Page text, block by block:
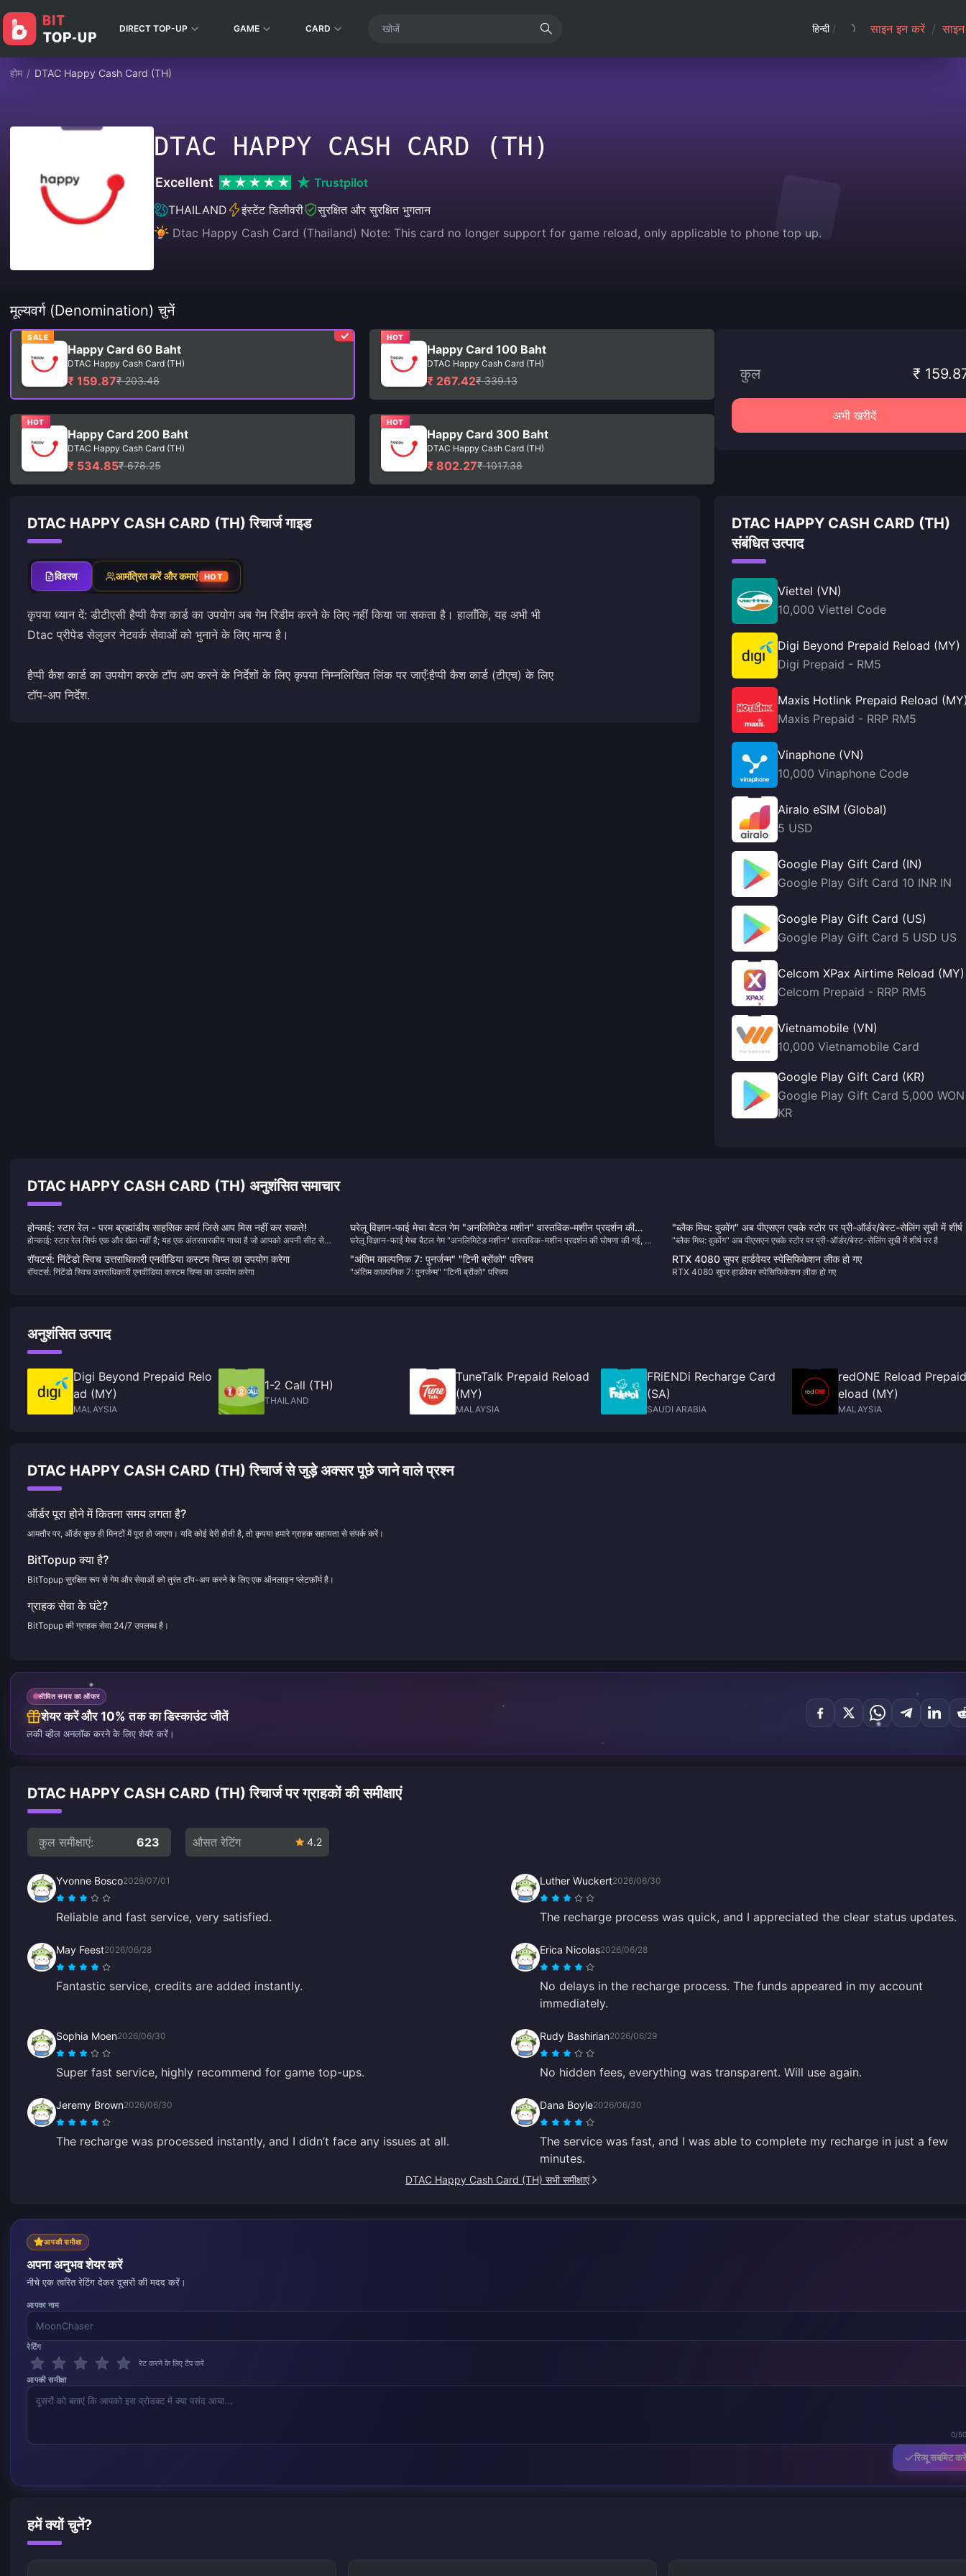
DIRECT TOP-UP GAME CARD हिन्दी / साइन इन करें /
होम / DTAC Happy Cash Card (TH)
DTAC HAPPY CASH CARD (TH)
Excellent
Trustpilot
THAILAND
इंस्टेंट डिलीवरी
सुरक्षित और सुरक्षित भुगतान
Dtac Happy Cash Card (Thailand) Note: This card no longer support for game reload, only applicable to phone top up.
मूल्यवर्ग (Denomination) चुनें
SALE
Happy Card 60 Baht
DTAC Happy Cash Card (TH)
₹ 159.87₹ 203.48
HOT
Happy Card 100 Baht
DTAC Happy Cash Card (TH)
₹ 267.42₹ 339.13
HOT
Happy Card 200 Baht
DTAC Happy Cash Card (TH)
₹ 534.85₹ 678.25
HOT
Happy Card 300 Baht
DTAC Happy Cash Card (TH)
₹ 802.27₹ 1017.38
कुल ₹
अभी खरीदें
DTAC HAPPY CASH CARD (TH) रिचार्ज गाइड
विवरण आमंत्रित करें और कमाएं HOT
कृपया ध्यान दें: डीटीएसी हैप्पी कैश कार्ड का उपयोग अब गेम रिडीम करने के लिए नहीं किया जा सकता है। हालाँकि, यह अभी भी
Dtac प्रीपेड सेलुलर नेटवर्क सेवाओं को भुनाने के लिए मान्य है।
हैप्पी कैश कार्ड का उपयोग करके टॉप अप करने के निर्देशों के लिए कृपया निम्नलिखित लिंक पर जाएँ:हैप्पी कैश कार्ड (टीएच) के लिए
टॉप-अप निर्देश.
DTAC HAPPY CASH CARD (TH)
संबंधित उत्पाद
Viettel (VN)
10,000 Viettel Code
Digi Beyond Prepaid Reload (MY)
Digi Prepaid - RM5
Maxis Hotlink Prepaid Reload
Maxis Prepaid - RRP RM5
Vinaphone (VN)
10,000 Vinaphone Code
Airalo eSIM (Global)
5 USD
Google Play Gift Card (IN)
Google Play Gift Card 10 INR IN
Google Play Gift Card (US)
Google Play Gift Card 5 USD US
Celcom XPax Airtime Reload (MY)
Celcom Prepaid - RRP RM5
Vietnamobile (VN)
10,000 Vietnamobile Card
Google Play Gift Card (KR)
Google Play Gift Card 5,000 WON
KR
DTAC HAPPY CASH CARD (TH) अनुशंसित समाचार
होन्काई: स्टार रेल - परम ब्रह्मांडीय साहसिक कार्य जिसे आप मिस नहीं कर सकते!
होन्काई: स्टार रेल सिर्फ एक और खेल नहीं है; यह एक अंतरतारकीय गाथा है जो आपको अपनी सीट से
बांधे रखेगी। इसे चित्रित करें: आप एस्ट्रल एक्सप्रेस पर सवार हैं, ब्रह्मांड की यात्रा कर रहे हैं, रहस्यों
को उजागर कर रहे हैं, और रहस्यमय होन्काई के खिलाफ लड़ रहे हैं। आपसे मिलने वाले प्रत्येक पात्र की
एक कहानी है जो भव्य कथा के साथ गुंथी हुई है, अप्रत्याशित मोड़ों और मोड़ों से भरी हुई है जो आपको
घरेलू विज्ञान-फाई मेचा बैटल गेम "अनलिमिटेड मशीन" वास्तविक-मशीन प्रदर्शन की
घोषणा की गई, जो 2025 में जारी किया जाएगा
घरेलू विज्ञान-फाई मेचा बैटल गेम "अनलिमिटेड मशीन" वास्तविक-मशीन प्रदर्शन की घोषणा की गई, जो
2025 में जारी किया जाएगा
"ब्लैक मिथ: वुकोंग" अब पीएसएन एचके स्टोर पर प्री-ऑर्डर/बेस्ट-सेलिंग सूची में शीर्ष
है
"ब्लैक मिथ: वुकोंग" अब पीएसएन एचके स्टोर पर प्री-ऑर्डर/बेस्ट-सेलिंग सूची में शीर्ष पर है
रॉयटर्स: निंटेंडो स्विच उत्तराधिकारी एनवीडिया कस्टम चिप्स का उपयोग करेगा
रॉयटर्स: निंटेंडो स्विच उत्तराधिकारी एनवीडिया कस्टम चिप्स का उपयोग करेगा
"अंतिम काल्पनिक 7: पुनर्जन्म" "टिनी ब्रोंको" परिचय
"अंतिम काल्पनिक 7: पुनर्जन्म" "टिनी ब्रोंको" परिचय
RTX 4080 सुपर हार्डवेयर स्पेसिफिकेशन लीक हो गए
RTX 4080 सुपर हार्डवेयर स्पेसिफिकेशन लीक हो गए
अनुशंसित उत्पाद
Digi Beyond Prepaid Relo
ad (MY)
MALAYSIA
1-2 Call (TH)
THAILAND
TuneTalk Prepaid Reload
(MY)
MALAYSIA
FRiENDi Recharge Card
(SA)
SAUDI ARABIA
redONE Reload
eload (MY)
MALAYSIA
DTAC HAPPY CASH CARD (TH) रिचार्ज से जुड़े अक्सर पूछे जाने वाले प्रश्न
ऑर्डर पूरा होने में कितना समय लगता है?
आमतौर पर, ऑर्डर कुछ ही मिनटों में पूरा हो जाएगा। यदि कोई देरी होती है, तो कृपया हमारे ग्राहक सहायता से संपर्क करें।
BitTopup क्या है?
BitTopup सुरक्षित रूप से गेम और सेवाओं को तुरंत टॉप-अप करने के लिए एक ऑनलाइन प्लेटफ़ॉर्म है।
ग्राहक सेवा के घंटे?
BitTopup की ग्राहक सेवा 24/7 उपलब्ध है।
सीमित समय का ऑफर
शेयर करें और 10% तक का डिस्काउंट जीतें
लकी व्हील अनलॉक करने के लिए शेयर करें।
DTAC HAPPY CASH CARD (TH) रिचार्ज पर ग्राहकों की समीक्षाएं
कुल समीक्षाएं: 623 औसत रेटिंग 4.2
Yvonne Bosco2026/07/01
Reliable and fast service, very satisfied.
Luther Wuckert2026/06/30
The recharge process was quick, and I appreciated the clear status updates.
May Feest2026/06/28
Fantastic service, credits are added instantly.
Erica Nicolas2026/06/28
No delays in the recharge process. The funds appeared in my account
immediately.
Sophia Moen2026/06/30
Super fast service, highly recommend for game top-ups.
Rudy Bashirian2026/06/29
No hidden fees, everything was transparent. Will use again.
Jeremy Brown2026/06/30
The recharge was processed instantly, and I didn’t face any issues at all.
Dana Boyle2026/06/30
The service was fast, and I was able to complete my recharge in just a few
minutes.
DTAC Happy Cash Card (TH) सभी समीक्षाएं
आपकी समीक्षा
अपना अनुभव शेयर करें
नीचे एक त्वरित रेटिंग देकर दूसरों की मदद करें।
आपका नाम
रेटिंग
रेट करने के लिए टैप करें
आपकी समीक्षा
0/
रिव्यू सबमिट करें
हमें क्यों चुनें?